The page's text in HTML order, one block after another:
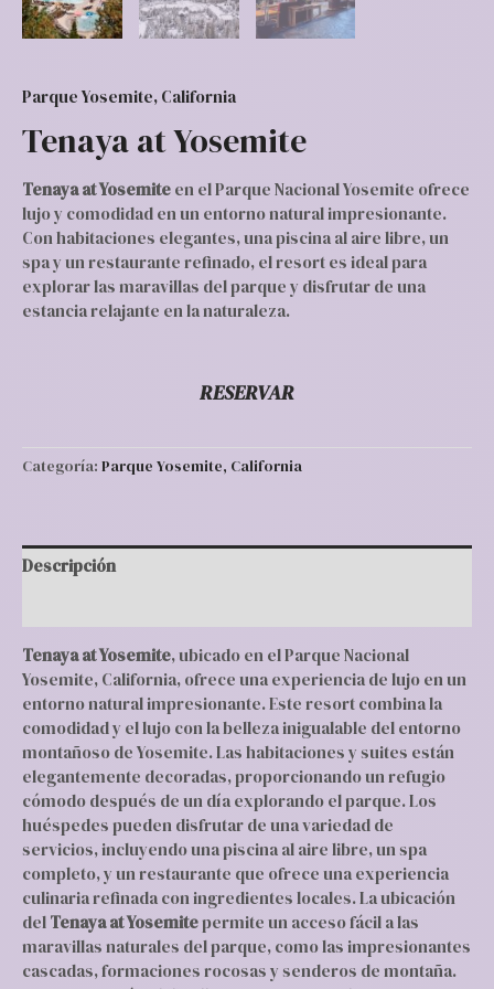
Parque Yosemite, California
Tenaya at Yosemite
Tenaya at Yosemiteen el Parque Nacional Yosemite ofrece
lujo y comodidad en un entorno natural impresionante.
Con habitaciones elegantes, una piscina al aire libre, un
spa y un restaurante refinado, el resort es ideal para
explorar las maravillas del parque y disfrutar de una
estancia relajante en la naturaleza.
RESERVAR
Categoría: Parque Yosemite, California
Descripción
Tenaya at Yosemite, ubicado en el Parque Nacional
Yosemite, California, ofrece una experiencia de lujo en un
entorno natural impresionante. Este resort combina la
comodidad y el lujo con la belleza inigualable del entorno
montañoso de Yosemite. Las habitaciones y suites están
elegantemente decoradas, proporcionando un refugio
cómodo después de un día explorando el parque. Los
huéspedes pueden disfrutar de una variedad de
servicios, incluyendo una piscina al aire libre, un spa
completo, y un restaurante que ofrece una experiencia
culinaria refinada con ingredientes locales. La ubicación
delTenaya at Yosemitepermite un acceso fácil a las
maravillas naturales del parque, como las impresionantes
cascadas, formaciones rocosas y senderos de montaña.